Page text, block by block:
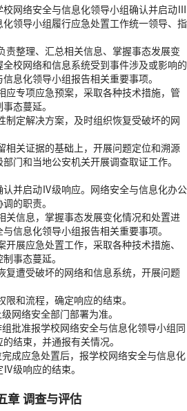
网络安全与信息化领导小组确认并启动Ⅲ
领导小组履行应急处置工作统一领导、指
责整理、汇总相关信息、掌握事态发展变
校网络和信息系统受到事件涉及或影响的
息化领导小组报告相关重要事项。
应专项应急预案，采取各种技术措施，管
态蔓延。
制定解决方案，及时组织恢复受破坏的网
相关证据的基础上，开展问题定位和溯源
门和当地公安机关开展调查取证工作。
认并启动Ⅳ级响应。网络安全与信息化办公
的职责。
关信息，掌握事态发展变化情况和处置进
信息化领导小组报告相关重要事项。
展应急处置工作，采取各种技术措施、
事态蔓延。
复遭受破坏的网络和信息系统，开展问题
和流程，确定响应的结束。
络安全部门部署为准。
批准报学校网络安全与信息化领导小组同
结束，并通报有关情况。
成应急处置后，报学校网络安全与信息化
级响应的结束。
章 调查与评估